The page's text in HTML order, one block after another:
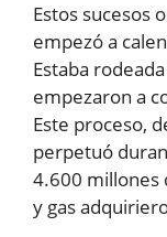
Estos sucesos
empezó a
Estaba
empezaron a
Este proceso,
perpetuó
4.600 millones
y gas